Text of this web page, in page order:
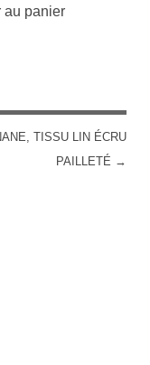
au panier
TISSU LIN ÉCRU
PAILLETÉ →